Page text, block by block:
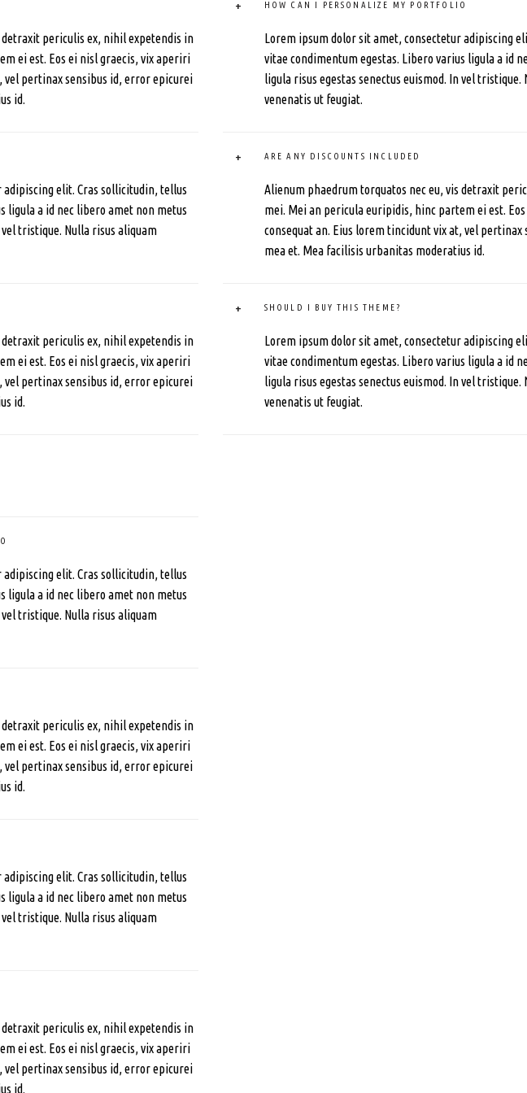
periculis ex, nihil expetendis in
ei est. Eos ei nisl graecis, vix aperiri
vel pertinax sensibus id, error epicurei
id.
elit. Cras sollicitudin, tellus
ligula a id nec libero amet non metus
tristique. Nulla risus aliquam
periculis ex, nihil expetendis in
ei est. Eos ei nisl graecis, vix aperiri
vel pertinax sensibus id, error epicurei
id.
+ HOW CAN I PERSONALIZE MY PORTFOLIO
Lorem ipsum dolor sit amet, consectetur adipiscing
vitae condimentum egestas. Libero varius ligula a id
ligula risus egestas senectus euismod. In vel tristique.
venenatis ut feugiat.
+ ARE ANY DISCOUNTS INCLUDED
Alienum phaedrum torquatos nec eu, vis detraxit
mei. Mei an pericula euripidis, hinc partem ei est.
consequat an. Eius lorem tincidunt vix at, vel
mea et. Mea facilisis urbanitas moderatius id.
+ SHOULD I BUY THIS THEME?
Lorem ipsum dolor sit amet, consectetur adipiscing
vitae condimentum egestas. Libero varius ligula a id
ligula risus egestas senectus euismod. In vel tristique.
venenatis ut feugiat.
elit. Cras sollicitudin, tellus
ligula a id nec libero amet non metus
tristique. Nulla risus aliquam
periculis ex, nihil expetendis in
ei est. Eos ei nisl graecis, vix aperiri
vel pertinax sensibus id, error epicurei
id.
elit. Cras sollicitudin, tellus
ligula a id nec libero amet non metus
tristique. Nulla risus aliquam
periculis ex, nihil expetendis in
ei est. Eos ei nisl graecis, vix aperiri
vel pertinax sensibus id, error epicurei
id.